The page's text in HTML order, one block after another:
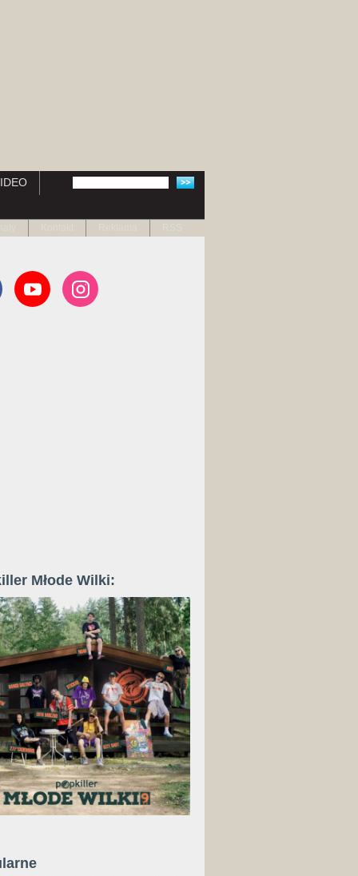
Kontakt Reklama RSS
Młode Wilki: